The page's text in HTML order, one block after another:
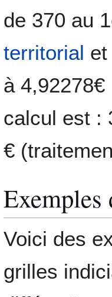
de 370 au
territorial
à
calcul est :
€
Voici des
grilles